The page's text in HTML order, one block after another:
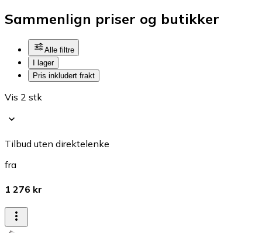
Sammenlign priser og butikker
Alle filtre
I lager
Pris inkludert frakt
Vis 2 stk
Tilbud uten direktelenke
fra
1 276 kr